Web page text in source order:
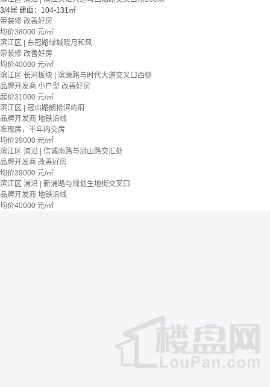
3/4居 建面：104-131㎡
带装修 改善好房
均价38000 元/㎡
滨江区 | 东冠路绿城晓月和风
带装修 改善好房
均价40000 元/㎡
滨江区 长河板块 | 滨康路与时代大道交叉口西侧
品牌开发商 小户型 改善好房
起价31000 元/㎡
滨江区 | 冠山路朗拾滨屿府
品牌开发商 地铁沿线
准现房，半年内交房
均价39000 元/㎡
滨江区 浦沿 | 信诚南路与冠山路交汇处
品牌开发商 改善好房
均价39000 元/㎡
滨江区 浦沿 | 新浦路与规划生地街交叉口
品牌开发商 地铁沿线
均价40000 元/㎡